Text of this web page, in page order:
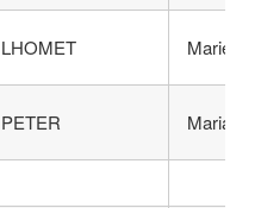
LHOMET Marie
PETER Marianne